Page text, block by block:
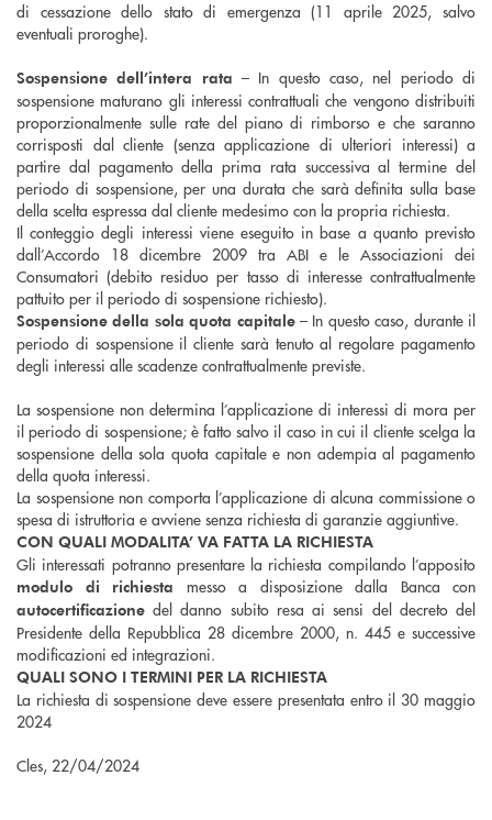
di cessazione dello stato di emergenza (11 aprile 2025, salvo
eventuali proroghe).
Sospensione dell’intera rata – In questo caso, nel periodo di
sospensione maturano gli interessi contrattuali che vengono distribuiti
proporzionalmente sulle rate del piano di rimborso e che saranno
corrisposti dal cliente (senza applicazione di ulteriori interessi) a
partire dal pagamento della prima rata successiva al termine del
periodo di sospensione, per una durata che sarà definita sulla base
della scelta espressa dal cliente medesimo con la propria richiesta.
Il conteggio degli interessi viene eseguito in base a quanto previsto
dall’Accordo 18 dicembre 2009 tra ABI e le Associazioni dei
Consumatori (debito residuo per tasso di interesse contrattualmente
pattuito per il periodo di sospensione richiesto).
Sospensione della sola quota capitale– In questo caso, durante il
periodo di sospensione il cliente sarà tenuto al regolare pagamento
degli interessi alle scadenze contrattualmente previste.
La sospensione non determina l’applicazione di interessi di mora per
il periodo di sospensione; è fatto salvo il caso in cui il cliente scelga la
sospensione della sola quota capitale e non adempia al pagamento
della quota interessi.
La sospensione non comporta l’applicazione di alcuna commissione o
spesa di istruttoria e avviene senza richiesta di garanzie aggiuntive.
CON QUALI MODALITA’ VA FATTA LA RICHIESTA
Gli interessati potranno presentare la richiesta compilando l’apposito
modulo di richiesta messo a disposizione dalla Banca con
autocertificazione del danno subito resa ai sensi del decreto del
Presidente della Repubblica 28 dicembre 2000, n. 445 e successive
modificazioni ed integrazioni.
QUALI SONO I TERMINI PER LA RICHIESTA
La richiesta di sospensione deve essere presentata entro il 30 maggio
2024
Cles, 22/04/2024